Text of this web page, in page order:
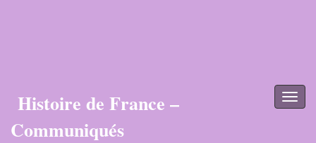
Histoire de France –
Communiqués